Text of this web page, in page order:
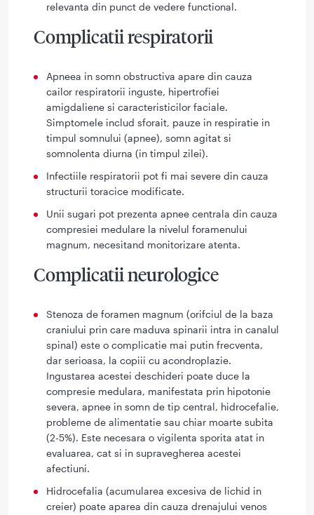
relevanta din punct de vedere functional.
Complicatii respiratorii
Apneea in somn obstructiva apare din cauza
cailor respiratorii inguste, hipertrofiei
amigdaliene si caracteristicilor faciale.
Simptomele includ sforait, pauze in respiratie in
timpul somnului (apnee), somn agitat si
somnolenta diurna (in timpul zilei).
Infectiile respiratorii pot fi mai severe din cauza
structurii toracice modificate.
Unii sugari pot prezenta apnee centrala din cauza
compresiei medulare la nivelul foramenului
magnum, necesitand monitorizare atenta.
Complicatii neurologice
Stenoza de foramen magnum (orifciul de la baza
craniului prin care maduva spinarii intra in canalul
spinal) este o complicatie mai putin frecventa,
dar serioasa, la copiii cu acondroplazie.
Ingustarea acestei deschideri poate duce la
compresie medulara, manifestata prin hipotonie
severa, apnee in somn de tip central, hidrocefalie,
probleme de alimentatie sau chiar moarte subita
(2-5%). Este necesara o vigilenta sporita atat in
evaluarea, cat si in supravegherea acestei
afectiuni.
Hidrocefalia (acumularea excesiva de lichid in
creier) poate aparea din cauza drenajului venos